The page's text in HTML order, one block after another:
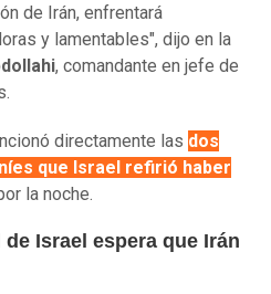
de Irán, enfrentará
y lamentables", dijo en la
, comandante en jefe de
directamente las dos
que Israel refirió haber
la noche.
Israel espera que Irán